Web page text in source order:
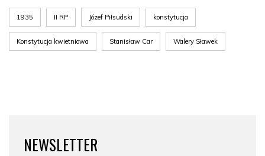
1935 II RP Józef Piłsudski konstytucja
Konstytucja kwietniowa Stanisław Car Walery Sławek
NEWSLETTER